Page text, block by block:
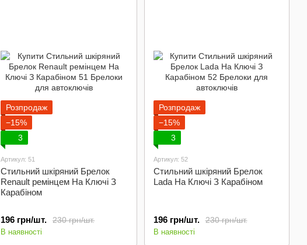
Розпродаж
−15%
3
Артикул: 51
Стильний шкіряний Брелок
Renault ремінцем На Ключі З
Карабіном
230 грн/шт.
196 грн/шт.
В наявності
Розпродаж
−15%
3
Артикул: 52
Стильний шкіряний Брелок
Lada На Ключі З Карабіном
230 грн/шт.
196 грн/шт.
В наявності